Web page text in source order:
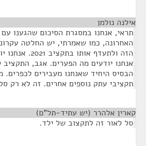
אילנה נולמן
תראי, אנחנו במסגרת הסיכום שהגענו
האחרונה, כמו שאמרתי, יש החלטה
הזה ולתעדף אותו
אנחנו יודעים מה הפערים. אגב,
הבסיס היחיד שאנחנו מעבירים
תקציבי עתק נוספים אחרים. זה לא רק
קארין אלהרר (יש עתיד-תל"ם)
סל לאור זה לתקצוב של ילד.